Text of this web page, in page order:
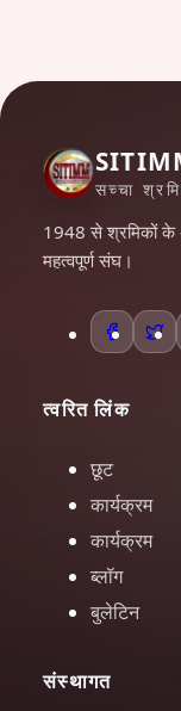
सच्चा
1948 से श्रमिकों के
महत्वपूर्ण संघ।
त्वरित लिंक
छूट
कार्यक्रम
कार्यक्रम
ब्लॉग
बुलेटिन
संस्थागत